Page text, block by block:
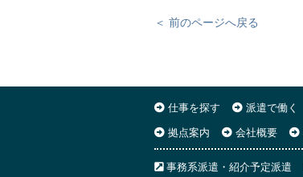
＜ 前のページへ戻る
仕事を探す 派遣で働く
拠点案内
会社概要
事務系派遣・紹介予定派遣